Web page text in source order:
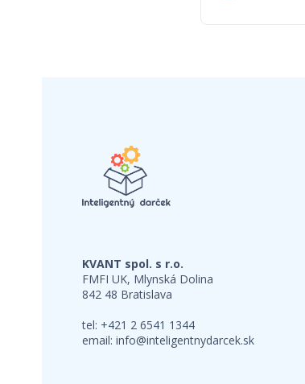
KVANT spol. s r.o.
FMFI UK, Mlynská Dolina
842 48 Bratislava
tel: +421 2 6541 1344
email: info@inteligentnydarcek.sk